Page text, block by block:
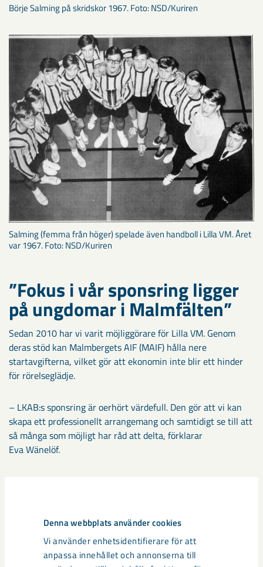
Denna webbplats använder cookies
Vi använder enhetsidentifierare för att
anpassa innehållet och annonserna till
Börje Salming på skridskor 1967. Foto: NSD/Kuriren
Salming (femma från höger) spelade även handboll i Lilla VM. Året
var 1967. Foto: NSD/Kuriren
”Fokus i vår sponsring ligger
på ungdomar i Malmfälten”
Sedan 2010 har vi varit möjliggörare för Lilla VM. Genom
deras stöd kan Malmbergets AIF (MAIF) hålla nere
startavgifterna, vilket gör att ekonomin inte blir ett hinder
för rörelseglädje.
– LKAB:s sponsring är oerhört värdefull. Den gör att vi kan
skapa ett professionellt arrangemang och samtidigt se till att
så många som möjligt har råd att delta, förklarar
Eva Wänelöf.
– Fokus i vår sponsring ligger på ungdomar i Malmfälten.
Därför är det givet för oss att stötta Lilla VM i